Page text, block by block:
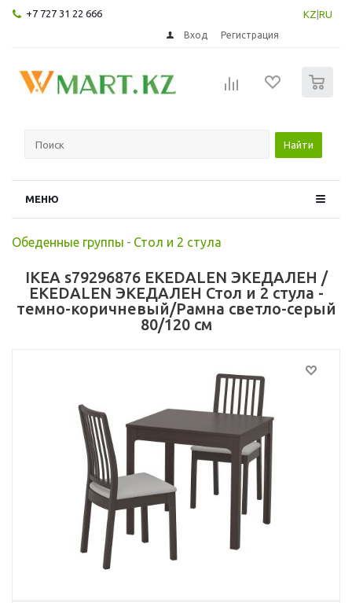
+7 727 31 22 666 KZ RU
Вход Регистрация
Найти
МЕНЮ
Обеденные группы - Стол и 2 стула
IKEA s79296876 EKEDALEN ЭКЕДАЛЕН /
EKEDALEN ЭКЕДАЛЕН Стол и 2 стула -
темно-коричневый/Рамна светло-серый
80/120 см